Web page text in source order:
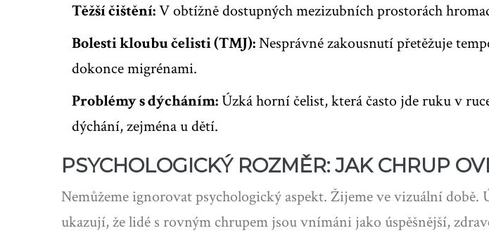
Těžší čištění:V obtížně dostupných mezizubních prostorách
Bolesti kloubu čelisti (TMJ):Nesprávné zakousnutí přetěžuje
dokonce migrénami.
Problémy s dýcháním:Úzká horní čelist, která často jde ruku v
dýchání, zejména u dětí.
PSYCHOLOGICKÝ ROZMĚR: JAK CHRUP
Nemůžeme ignorovat psychologický aspekt. Žijeme ve vizuální
ukazují, že lidé s rovným chrupem jsou vnímáni jako úspěšnější,